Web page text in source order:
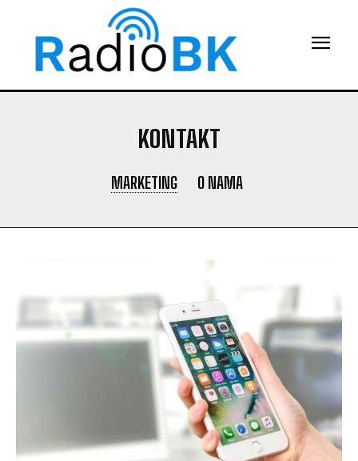
KONTAKT
MARKETING O NAMA